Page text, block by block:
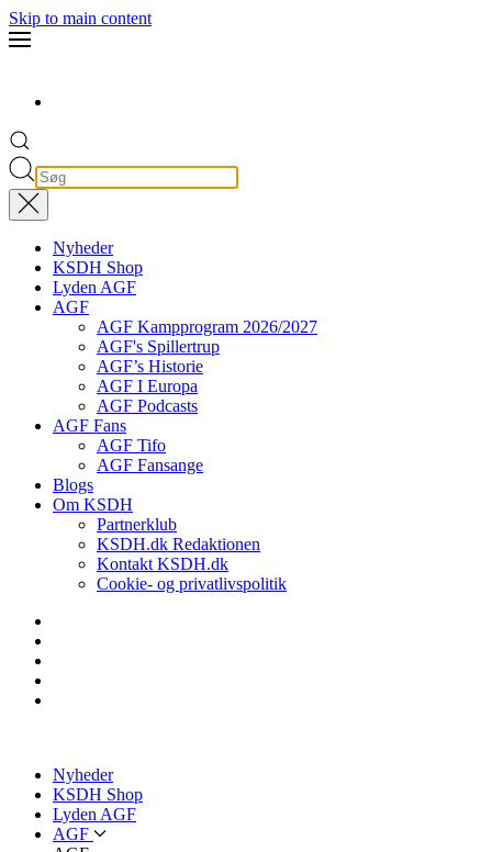
Skip to main content
Nyheder
KSDH Shop
Lyden AGF
AGF
AGF Kampprogram 2026/2027
AGF's Spillertrup
AGF’s Historie
AGF I Europa
AGF Podcasts
AGF Fans
AGF Tifo
AGF Fansange
Blogs
Om KSDH
Partnerklub
KSDH.dk Redaktionen
Kontakt KSDH.dk
Cookie- og privatlivspolitik
Nyheder
KSDH Shop
Lyden AGF
AGF